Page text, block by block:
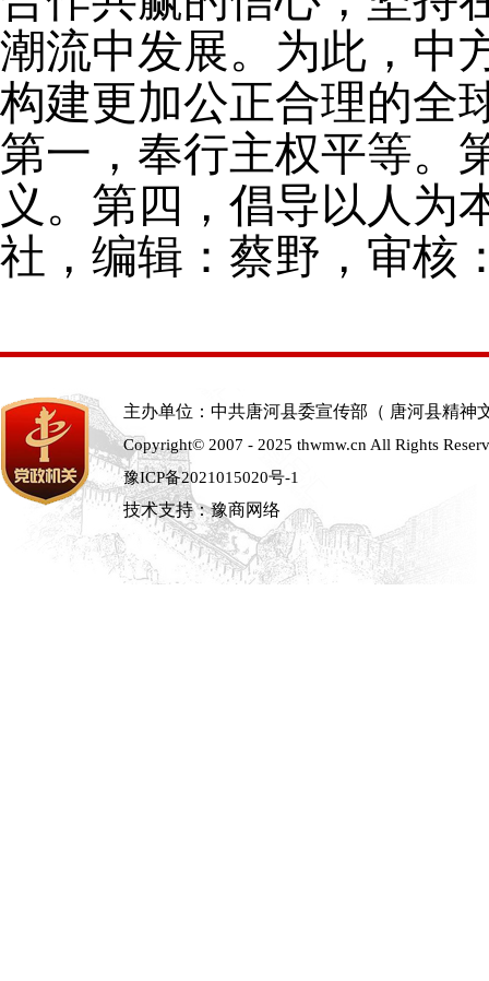
潮流中发展。为此，中
构建更加公正合理的全
第一，奉行主权平等。
义。第四，倡导以人为
社 ，编辑：蔡野，审核
主办单位：中共唐河县委宣传部（ 唐河县精神
Copyright© 2007 - 2025 thwmw.cn All Rights
豫ICP备2021015020号-1
技术支持：豫商网络